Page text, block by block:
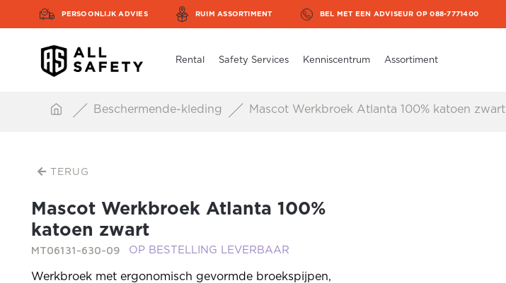
PERSOONLIJK ADVIES RUIM ASSORTIMENT BEL MET EEN ADVISEUR OP 088-7771400
Rental Safety Services Kenniscentrum Assortiment
Beschermende-kleding Mascot Werkbroek Atlanta 100% katoen zwart
TERUG
Mascot Werkbroek Atlanta 100%
katoen zwart
MT06131-630-09 OP BESTELLING LEVERBAAR
Werkbroek met ergonomisch gevormde broekspijpen,